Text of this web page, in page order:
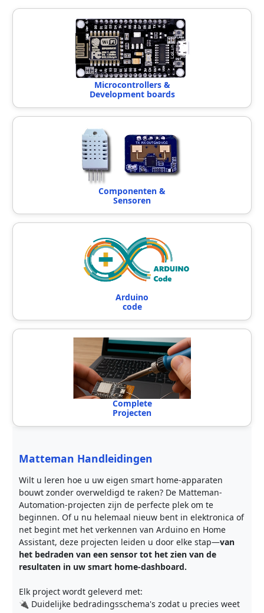
Microcontrollers &
Development boards
Componenten &
Sensoren
Arduino
code
Complete
Projecten
Matteman Handleidingen
Wilt u leren hoe u uw eigen smart home-apparaten
bouwt zonder overweldigd te raken? De Matteman-
Automation-projecten zijn de perfecte plek om te
beginnen. Of u nu helemaal nieuw bent in elektronica of
net begint met het verkennen van Arduino en Home
Assistant, deze projecten leiden u door elke stap—van
het bedraden van een sensor tot het zien van de
resultaten in uw smart home-dashboard.
Elk project wordt geleverd met:
🔌 Duidelijke bedradingsschema's zodat u precies weet